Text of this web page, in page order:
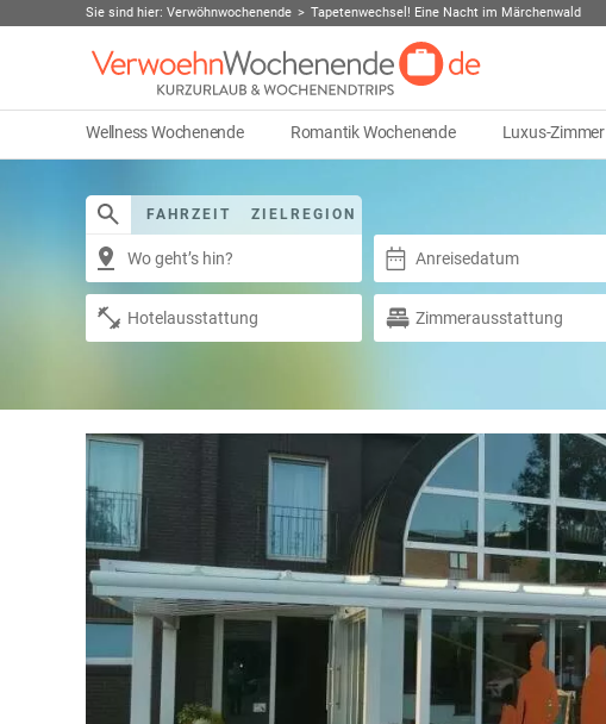
Sie sind hier: Verwöhnwochenende Tapetenwechsel! Eine Nacht im Märchenwald
Wellness Wochenende Romantik Wochenende Luxus-Zimmer
FAHRZEIT ZIELREGION